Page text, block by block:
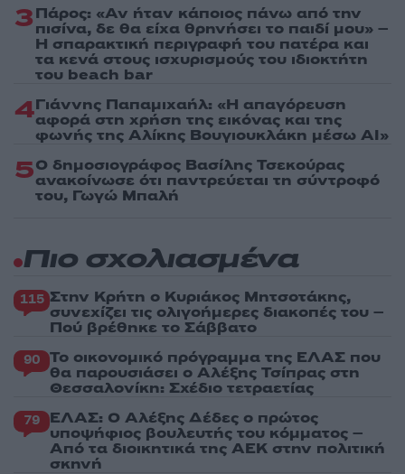
3Πάρος: «Αν ήταν κάποιος πάνω από την
πισίνα, δε θα είχα θρηνήσει το παιδί μου» –
Η σπαρακτική περιγραφή του πατέρα και
τα κενά στους ισχυρισμούς του ιδιοκτήτη
του beach bar
4Γιάννης Παπαμιχαήλ: «Η απαγόρευση
αφορά στη χρήση της εικόνας και της
φωνής της Αλίκης Βουγιουκλάκη μέσω AI»
5Ο δημοσιογράφος Βασίλης Τσεκούρας
ανακοίνωσε ότι παντρεύεται τη σύντροφό
του, Γωγώ Μπαλή
Πιο σχολιασμένα
115 Στην Κρήτη ο Κυριάκος Μητσοτάκης,
συνεχίζει τις ολιγοήμερες διακοπές του –
Πού βρέθηκε το Σάββατο
90 Το οικονομικό πρόγραμμα της ΕΛΑΣ που
θα παρουσιάσει ο Αλέξης Τσίπρας στη
Θεσσαλονίκη: Σχέδιο τετραετίας
79 ΕΛΑΣ: Ο Αλέξης Δέδες ο πρώτος
υποψήφιος βουλευτής του κόμματος –
Από τα διοικητικά της ΑΕΚ στην πολιτική
σκηνή